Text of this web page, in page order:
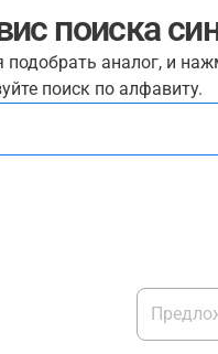
поиска
подобрать аналог, и
поиск по алфавиту.